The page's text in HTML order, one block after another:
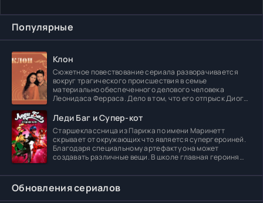
Популярные
Клон
Сюжетное повествование сериала разворачивается
вокруг трагического происшествия в семье
материально обеспеченного делового человека
Леонидаса Ферраса. Дело в том, что его отпрыск Диога
Леди Баг и Супер-кот
Старшеклассница из Парижа по имени Маринетт
скрывает от окружающих что является супергероиней.
Благодаря специальному артефакту она может
создавать различные вещи. В школе главная героиня
Обновления сериалов